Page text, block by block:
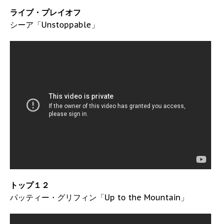
ライブ・プレイオフ
シーア「Unstoppable」
トップ１２
パッティー・グリフィン「Up to the Mountain」